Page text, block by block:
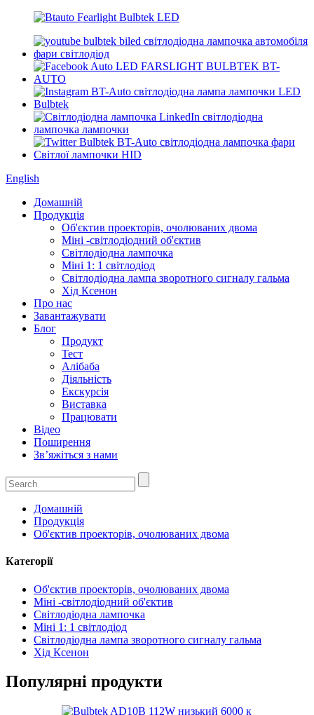
English
Домашній
Продукція
Об'єктив проекторів, очолюваних двома
Міні -світлодіодний об'єктив
Світлодіодна лампочка
Міні 1: 1 світлодіод
Світлодіодна лампа зворотного сигналу гальма
Хід Ксенон
Про нас
Завантажувати
Блог
Продукт
Тест
Алібаба
Діяльність
Екскурсія
Виставка
Працювати
Відео
Поширення
Зв’яжіться з нами
Домашній
Продукція
Об'єктив проекторів, очолюваних двома
Категорії
Об'єктив проекторів, очолюваних двома
Міні -світлодіодний об'єктив
Світлодіодна лампочка
Міні 1: 1 світлодіод
Світлодіодна лампа зворотного сигналу гальма
Хід Ксенон
Популярні продукти